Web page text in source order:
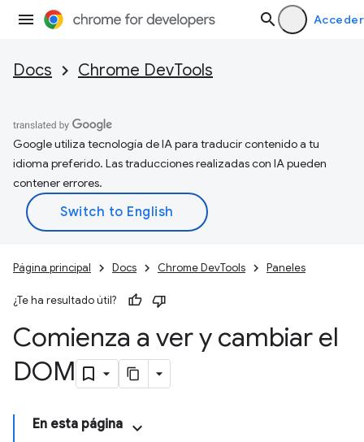
Acceder
Docs Chrome DevTools
Google utiliza tecnología de IA para traducir contenido a tu
idioma preferido. Las traducciones realizadas con IA pueden
contener errores.
Página principal Docs Chrome DevTools Paneles
¿Te ha resultado útil?
Comienza a ver y cambiar el
DOM
En esta página